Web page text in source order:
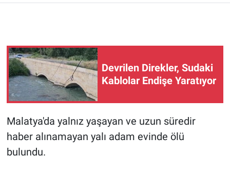
Devrilen Direkler, Sudaki
Kablolar Endişe Yaratıyor
Malatya'da yalnız yaşayan ve uzun süredir
haber alınamayan yalı adam evinde ölü
bulundu.